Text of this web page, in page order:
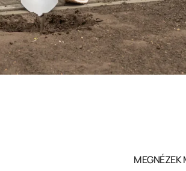
MEGNÉZEK